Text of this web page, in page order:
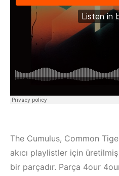
The Cumulus, Common
akıcı playlistler için
bir parçadır. Parça 4our